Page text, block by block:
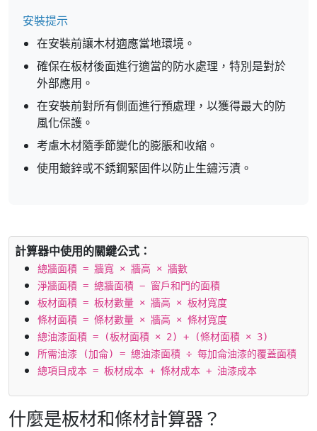
安裝提示
在安裝前讓木材適應當地環境。
確保在板材後面進行適當的防水處理，特別是對於
外部應用。
在安裝前對所有側面進行預處理，以獲得最大的防
風化保護。
考慮木材隨季節變化的膨脹和收縮。
使用鍍鋅或不銹鋼緊固件以防止生鏽污漬。
計算器中使用的關鍵公式：
總牆面積 = 牆寬 × 牆高 × 牆數
淨牆面積 = 總牆面積 − 窗戶和門的面積
板材面積 = 板材數量 × 牆高 × 板材寬度
條材面積 = 條材數量 × 牆高 × 條材寬度
總油漆面積 = (板材面積 × 2) + (條材面積 × 3)
所需油漆 (加侖) = 總油漆面積 ÷ 每加侖油漆的覆蓋面積
總項目成本 = 板材成本 + 條材成本 + 油漆成本
什麼是板材和條材計算器？